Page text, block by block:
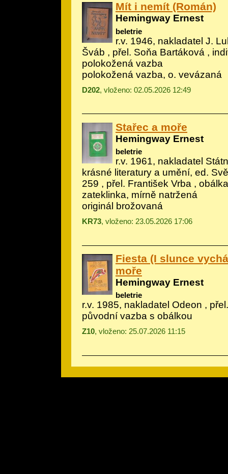
Mít i nemít (Román)
Hemingway Ernest
beletrie
r.v. 1946, nakladatel J.
Šváb , přel. Soňa Bartáková ,
polokožená vazba
polokožená vazba, o. vevázaná
D202, vloženo: 02.05.2026 12:49
Stařec a moře
Hemingway Ernest
beletrie
r.v. 1961, nakladatel
krásné literatury a umění, ed.
259 , přel. František Vrba ,
zateklinka, mírně natržená
originál brožovaná
KR73, vloženo: 23.05.2026 17:06
Fiesta (I slunce
moře
Hemingway Ernest
beletrie
r.v. 1985, nakladatel Odeon ,
původní vazba s obálkou
Z10, vloženo: 25.07.2026 11:15